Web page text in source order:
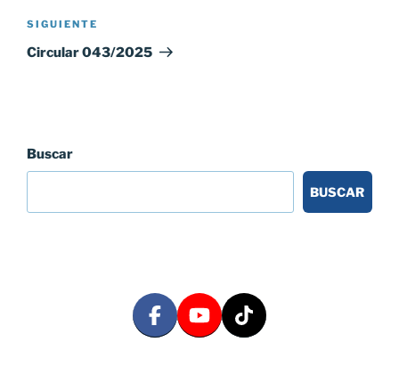
Siguiente
entrada
SIGUIENTE
Circular 043/2025
Buscar
BUSCAR